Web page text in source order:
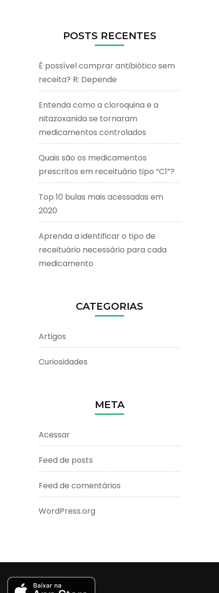
POSTS RECENTES
É possível comprar antibiótico sem
receita? R: Depende
Entenda como a cloroquina e a
nitazoxanida se tornaram
medicamentos controlados
Quais são os medicamentos
prescritos em receituário tipo “C1”?
Top 10 bulas mais acessadas em
2020
Aprenda a identificar o tipo de
receituário necessário para cada
medicamento
CATEGORIAS
Artigos
Curiosidades
META
Acessar
Feed de posts
Feed de comentários
WordPress.org